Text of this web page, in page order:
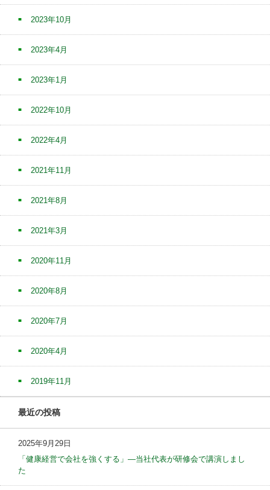
2023年10月
2023年4月
2023年1月
2022年10月
2022年4月
2021年11月
2021年8月
2021年3月
2020年11月
2020年8月
2020年7月
2020年4月
2019年11月
最近の投稿
2025年9月29日
「健康経営で会社を強くする」—当社代表が研修会で講演しまし
た